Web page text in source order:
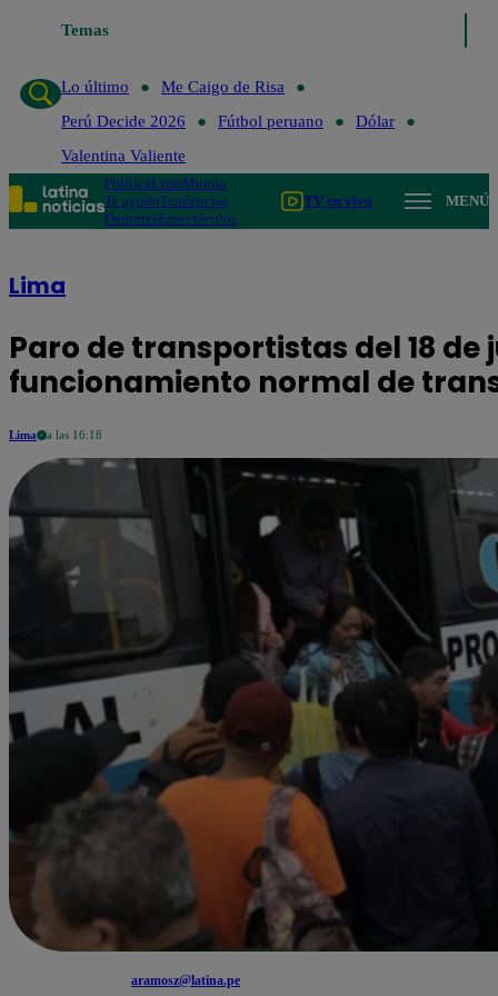
Temas
Lo último
Me Caigo de Risa
Perú Decide 2026
Fútbol peruano
Dólar
Valentina Valiente
PolíticaLimaMundo
Te ayudoTendencias
DeportesEspectáculos
TV en vivo MENÚ
Lima
Paro de transportistas del 18 de
funcionamiento normal de
Lima a las 16:18
aramosz@latina.pe